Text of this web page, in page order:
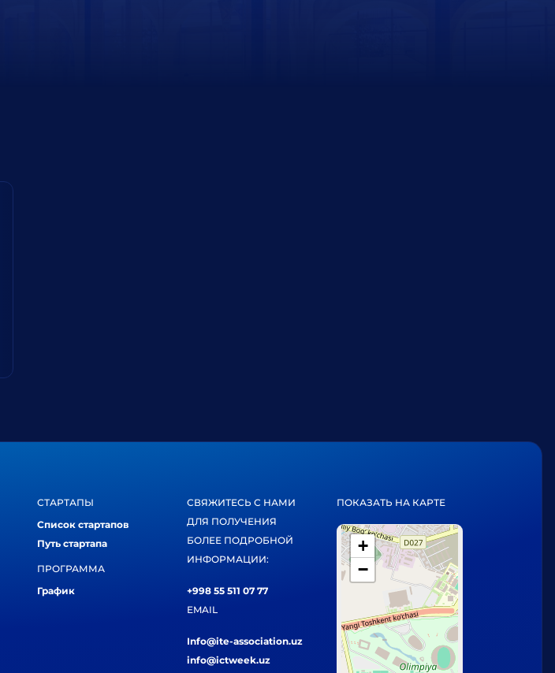
СТАРТАПЫ
Список стартапов
Путь стартапа
ПРОГРАММА
График
СВЯЖИТЕСЬ С НАМИ
ДЛЯ ПОЛУЧЕНИЯ
БОЛЕЕ ПОДРОБНОЙ
ИНФОРМАЦИИ:
+998 55 511 07 77
EMAIL
Info@ite-association.uz
info@ictweek.uz
ПОКАЗАТЬ НА КАРТЕ
+
−